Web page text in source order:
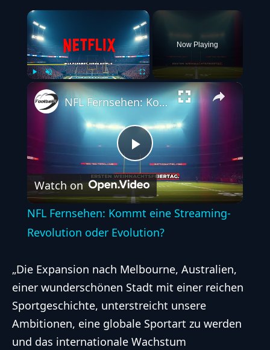
×
Unmute Fullscreen
Now Playing
Play
Video
NFL Fernsehen: Kommt eine Streaming-Revolution oder Evolution?
Watch on
NFL Fernsehen: Kommt eine Streaming-
Revolution oder Evolution?
„Die Expansion nach Melbourne, Australien,
einer wunderschönen Stadt mit einer reichen
Sportgeschichte, unterstreicht unsere
Ambitionen, eine globale Sportart zu werden
und das internationale Wachstum